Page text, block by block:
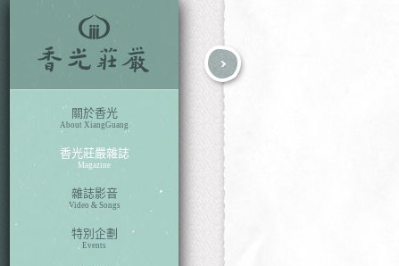
關於香光
About XiangGuang
香光莊嚴雜誌
Magazine
雜誌影音
Video & Songs
特別企劃
Events